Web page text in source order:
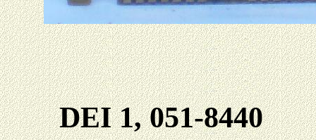
DEI 1, 051-8440